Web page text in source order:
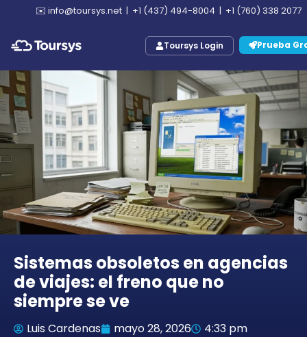
✉️ info@toursys.net | +1 (437) 494-8004 | +1 (760) 338 2077
Toursys Login Prueba
Sistemas obsoletos en agencias
de viajes: el freno que no
siempre se ve
Luis Cardenas mayo 28, 2026 4:33 pm